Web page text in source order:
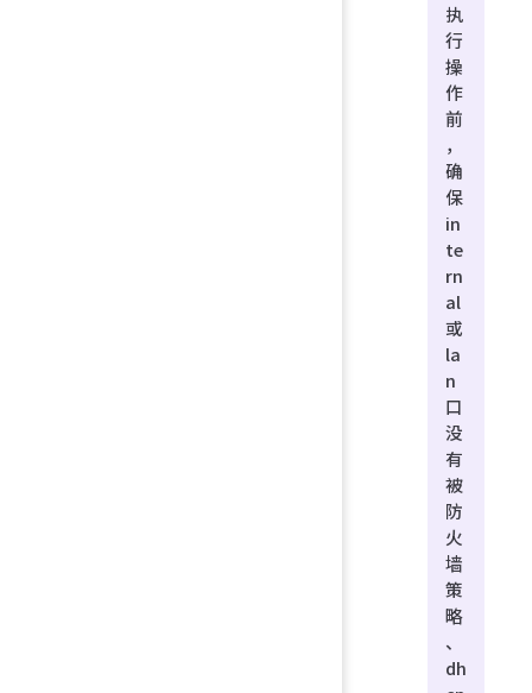
执
行
操
作
前
，
确
保
in
te
rn
al
或
la
n
口
没
有
被
防
火
墙
策
略
、
dh